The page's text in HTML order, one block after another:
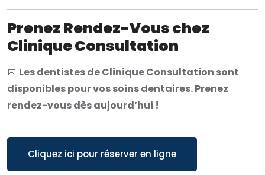
Prenez Rendez-Vous chez
Clinique Consultation
📅 Les dentistes de Clinique Consultation sont
disponibles pour vos soins dentaires. Prenez
rendez-vous dès aujourd’hui !
Cliquez ici pour réserver en ligne